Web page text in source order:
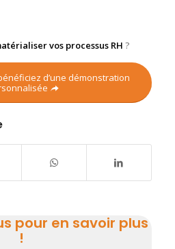
vos processus RH ?
d’une démonstration
pour en savoir plus
!